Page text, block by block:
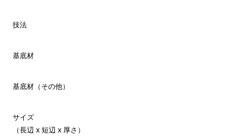
技法
基底材
基底材（その他）
サイズ
（長辺 x 短辺 x 厚さ）